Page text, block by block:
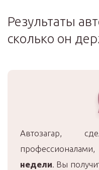
Результаты
сколько он
Автозагар,
профессионалами,
недели. Вы